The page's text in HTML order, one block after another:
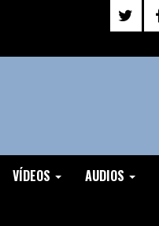
VÍDEOS AUDIOS